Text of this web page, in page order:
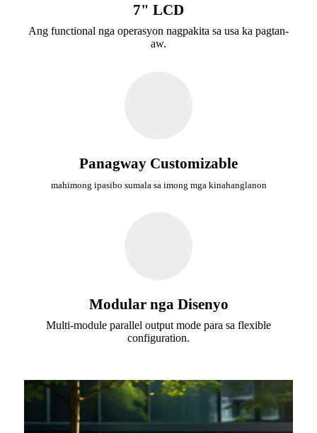
7" LCD
Ang functional nga operasyon nagpakita sa usa ka pagtan-
aw.
Panagway Customizable
mahimong ipasibo sumala sa imong mga kinahanglanon
Modular nga Disenyo
Multi-module parallel output mode para sa flexible
configuration.